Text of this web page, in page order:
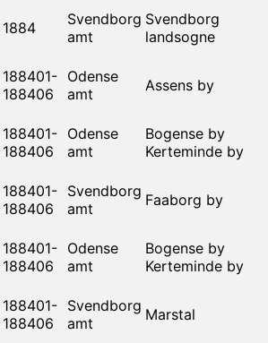
1884
Svendborg
amt
Svendborg
landsogne
188401-
188406
Odense
amt
Assens by
188401-
188406
Odense
amt
Bogense by
Kerteminde by
188401-
188406
Svendborg
amt
Faaborg by
188401-
188406
Odense
amt
Bogense by
Kerteminde by
188401-
188406
Svendborg
amt
Marstal